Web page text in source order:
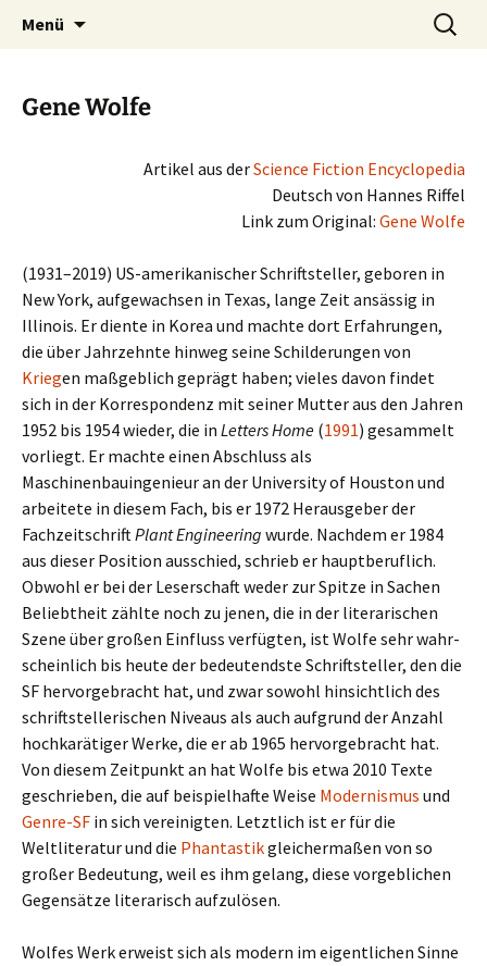
Carcosa
Phantastische Weltliteratur
Menü
Suchen
nach:
Gene Wolfe
Artikel aus derScience Fiction Encyclopedia
Deutsch von Hannes Riffel
Link zum Original: Gene Wolfe
(1931–2019) US-amerikanischer Schriftsteller, gebo­ren in
New York, auf­ge­wach­sen in Texas, lange Zeit ansäs­sig in
Illinois. Er diente in Korea und machte dort Erfahrungen,
die über Jahrzehnte hinweg seine Schilderungen von
Kriegen maß­geb­lich geprägt haben; vieles davon findet
sich in der Korrespondenz mit seiner Mutter aus den Jahren
1952 bis 1954 wieder, die in Letters Home (1991) gesam­melt
vor­liegt. Er machte einen Abschluss als
Maschinenbauingenieur an der University of Houston und
arbei­tete in diesem Fach, bis er 1972 Herausgeber der
FachzeitschriftPlant Engineering wurde. Nachdem er 1984
aus dieser Position aus­schied, schrieb er haupt­be­ruf­lich.
Obwohl er bei der Leserschaft weder zur Spitze in Sachen
Beliebtheit zählte noch zu jenen, die in der lite­ra­ri­schen
Szene über großen Einfluss ver­füg­ten, ist Wolfe sehr wahr­
schein­lich bis heute der bedeu­tend­ste Schriftsteller, den die
SF her­vor­ge­bracht hat, und zwar sowohl hin­sicht­lich des
schrift­stel­le­ri­schen Niveaus als auch auf­grund der Anzahl
hoch­ka­rä­ti­ger Werke, die er ab 1965 her­vor­ge­bracht hat.
Von diesem Zeitpunkt an hat Wolfe bis etwa 2010 Texte
geschrie­ben, die auf bei­spiel­hafte Weise Modernismus und
Genre-SF in sich ver­ei­nig­ten. Letztlich ist er für die
Weltliteratur und die Phantastikglei­cher­ma­ßen von so
großer Bedeutung, weil es ihm gelang, diese vor­geb­li­chen
Gegensätze lite­ra­risch auf­zu­lö­sen.
Wolfes Werk erweist sich als modern im eigent­li­chen Sinne